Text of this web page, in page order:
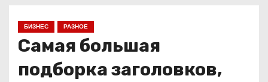
БИЗНЕС РАЗНОЕ
Самая большая
подборка заголовков,